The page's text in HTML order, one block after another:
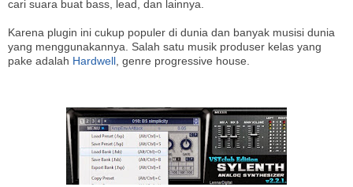
cari suara buat bass, lead, dan lainnya.
Karena plugin ini cukup populer di dunia dan banyak musisi dunia
yang menggunakannya. Salah satu musik produser kelas yang
pake adalah Hardwell , genre progressive house.